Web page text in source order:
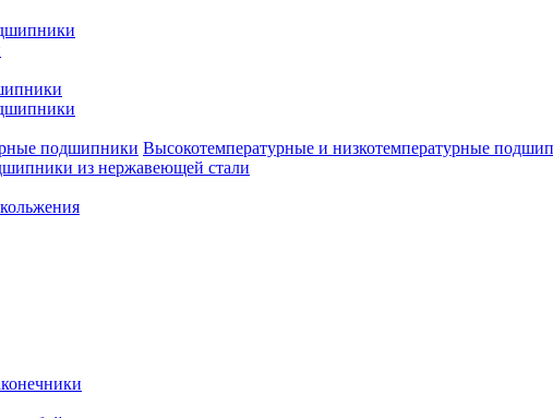
Высокотемпературные и низкотемпературные
из нержавеющей стали